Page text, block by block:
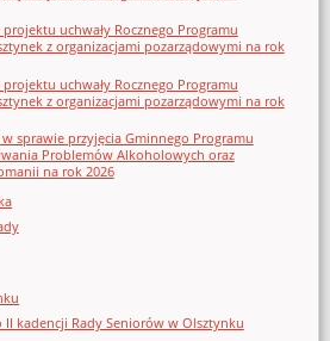
uchwały Rocznego Programu
z organizacjami pozarządowymi na rok
uchwały Rocznego Programu
z organizacjami pozarządowymi na rok
w sprawie przyjęcia Gminnego Programu
Problemów Alkoholowych oraz
na rok 2026
kadencji Rady Seniorów w Olsztynku